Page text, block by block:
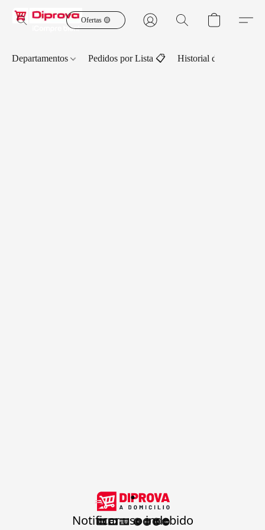
Ofertas 🟡
Departamentos Pedidos por Lista 📋 Historial de Pedidos
.
Notificar uso indebido